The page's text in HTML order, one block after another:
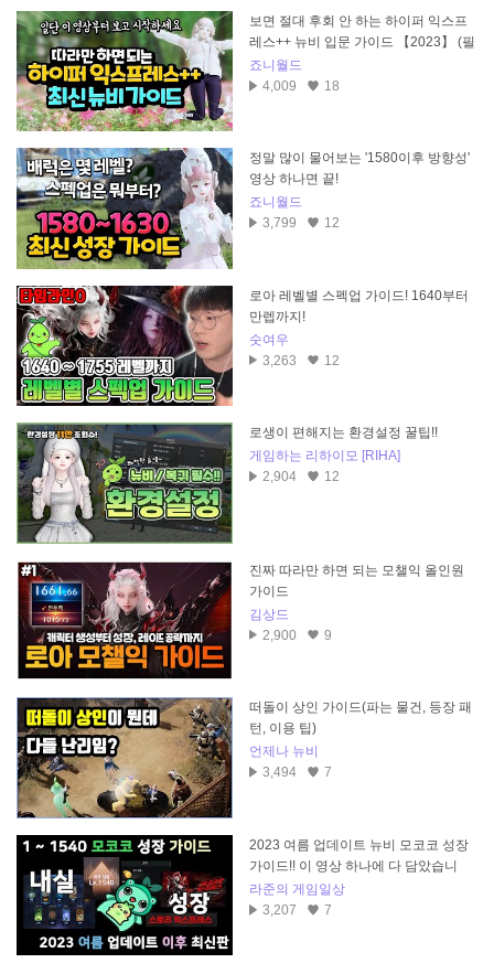
보면 절대 후회 안 하는 하이퍼 익스프
레스++ 뉴비 입문 가이드 【2023】 (필
수 컨텐츠, 골드/재료 수급처)
죠니월드
4,009
18
정말 많이 물어보는 '1580이후 방향성'
영상 하나면 끝!
죠니월드
3,799
12
로아 레벨별 스펙업 가이드! 1640부터
만렙까지!
숫여우
3,263
12
로생이 편해지는 환경설정 꿀팁!!
게임하는 리하이모 [RIHA]
2,904
12
진짜 따라만 하면 되는 모챌익 올인원
가이드
김상드
2,900
9
떠돌이 상인 가이드(파는 물건, 등장 패
턴, 이용 팁)
언제나 뉴비
3,494
7
2023 여름 업데이트 뉴비 모코코 성장
가이드!! 이 영상 하나에 다 담았습니
다!!
라준의 게임일상
3,207
7